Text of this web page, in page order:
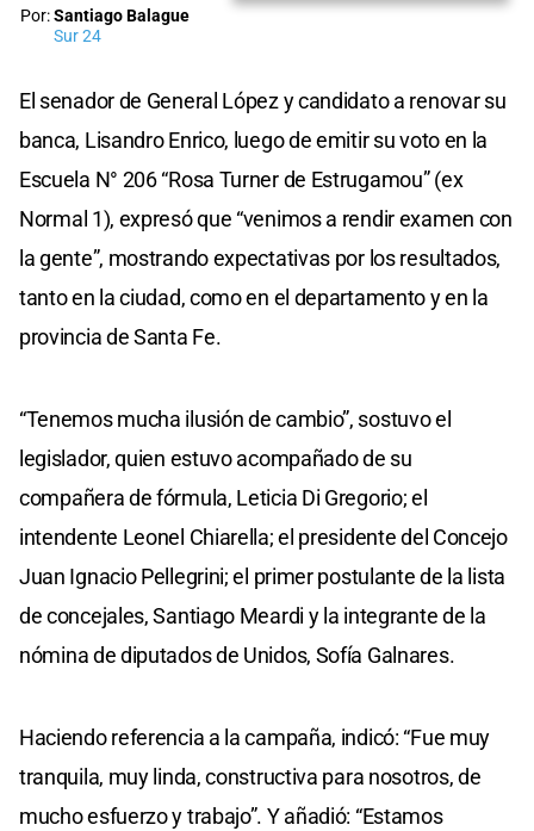
Por:Santiago Balague
Sur 24
El senador de General López y candidato a renovar su
banca, Lisandro Enrico, luego de emitir su voto en la
Escuela N° 206 “Rosa Turner de Estrugamou” (ex
Normal 1), expresó que “venimos a rendir examen con
la gente”, mostrando expectativas por los resultados,
tanto en la ciudad, como en el departamento y en la
provincia de Santa Fe.
“Tenemos mucha ilusión de cambio”, sostuvo el
legislador, quien estuvo acompañado de su
compañera de fórmula, Leticia Di Gregorio; el
intendente Leonel Chiarella; el presidente del Concejo
Juan Ignacio Pellegrini; el primer postulante de la lista
de concejales, Santiago Meardi y la integrante de la
nómina de diputados de Unidos, Sofía Galnares.
Haciendo referencia a la campaña, indicó: “Fue muy
tranquila, muy linda, constructiva para nosotros, de
mucho esfuerzo y trabajo”. Y añadió: “Estamos